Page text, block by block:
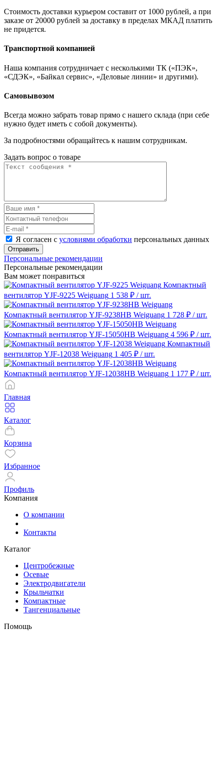
Стоимость доставки курьером составит от 1000 рублей, а при
заказе от 20000 рублей за доставку в пределах МКАД платить
не придется.
Транспортной компанией
Наша компания сотрудничает с несколькими ТК («ПЭК»,
«СДЭК», «Байкал сервис», «Деловые линии» и другими).
Самовывозом
Всегда можно забрать товар прямо с нашего склада (при себе
нужно будет иметь с собой документы).
За подробностями обращайтесь к нашим сотрудникам.
Задать вопрос о товаре
Я согласен с условиями обработки персональных данных
Отправить
Персональные рекомендации
Персональные рекомендации
Вам может понравиться
Компактный
вентилятор YJF-9225 Weiguang 1 538 ₽ / шт.
Компактный вентилятор YJF-9238HB Weiguang 1 728 ₽ / шт.
Компактный вентилятор YJF-15050HB Weiguang 4 596 ₽ / шт.
Компактный
вентилятор YJF-12038 Weiguang 1 405 ₽ / шт.
Компактный вентилятор YJF-12038HB Weiguang 1 177 ₽ / шт.
Главная
Каталог
Корзина
Избранное
Профиль
Компания
О компании
Контакты
Каталог
Центробежные
Осевые
Электродвигатели
Крыльчатки
Компактные
Тангенциальные
Помощь